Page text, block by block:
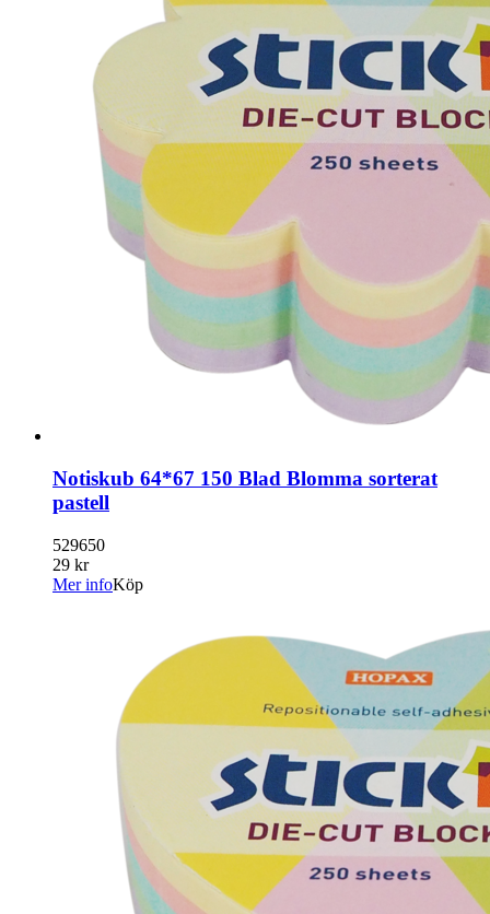
Notiskub 64*67 150 Blad Blomma sorterat
pastell
529650
29 kr
Mer infoKöp